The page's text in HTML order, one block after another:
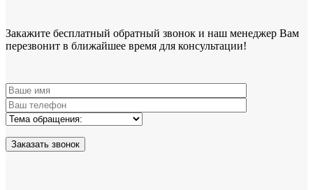
Закажите бесплатный обратный звонок и наш менеджер Вам
перезвонит в ближайшее время для консультации!